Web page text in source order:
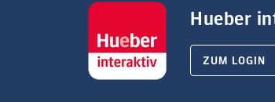
Hueber
ZUM LOGIN